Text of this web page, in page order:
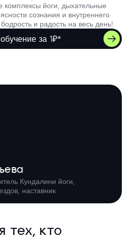
комплексы йоги, дыхательные
сознания и внутреннего
и радость на весь день!
за 1₽*
Кундалини йоги,
наставник
тех, кто